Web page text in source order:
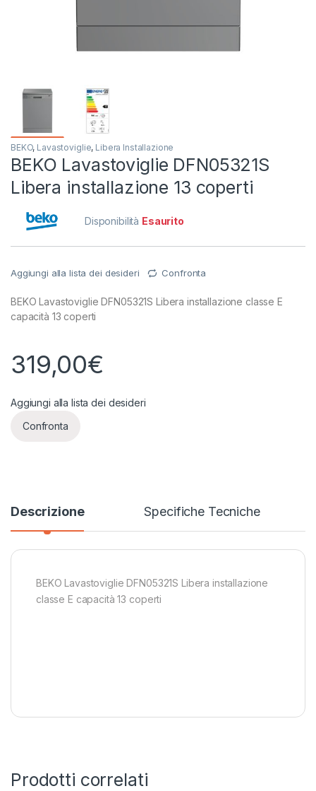
BEKO, Lavastoviglie, Libera Installazione
BEKO Lavastoviglie DFN05321S
Libera installazione 13 coperti
Disponibilità Esaurito
Aggiungi alla lista dei desideri Confronta
BEKO Lavastoviglie DFN05321S Libera installazione classe E
capacità 13 coperti
319,00€
Aggiungi alla lista dei desideri
Confronta
Descrizione Specifiche Tecniche
BEKO Lavastoviglie DFN05321S Libera installazione
classe E capacità 13 coperti
Prodotti correlati